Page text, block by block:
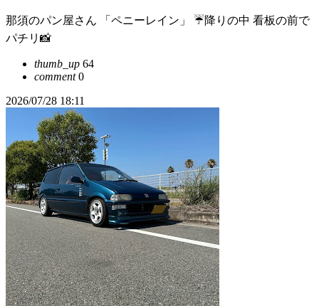
那須のパン屋さん 「ペニーレイン」 ☔降りの中 看板の前で
パチリ📸
thumb_up 64
comment0
2026/07/28 18:11